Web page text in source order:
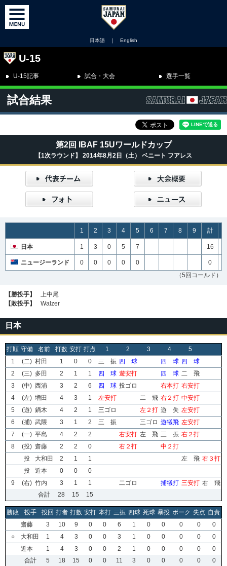
日本語 ｜ English
U-15
U-15記事 試合・大会 選手一覧
試合結果
第2回 IBAF 15Uワールドカップ
【1次ラウンド】 2014年8月2日（土） ベニート フアレス
1 2 3 4 5 6 7 8 9 計
日本 1 3 0 5 7 16
ニュージーランド 0 0 0 0 0 0
（5回コールド）
【勝投手】
上中尾
【敗投手】
Walzer
日本
打順 守備 名前 打数 安打 打点 1 2 3 4
5
1
(二) 村田 1 0 0 三 振 四 球 四 球 四 球
2
(三) 多田 2 1 1 四 球 遊安打 四 球 二 飛
3
(中) 西浦 3 2 6 四 球 投ゴロ 右本打 右安打
4
(左) 増田 4 3 1 左安打 二 飛 右２打 中安打
5
(遊) 鏑木 4 2 1 三ゴロ 左２打 遊 失 左安打
6
(捕) 武隈 3 1 2 三 振 三ゴロ 遊犠飛 左安打
7
(一) 平島 4 2 2 右安打 左 飛 三 振 右２打
8
(投) 齋藤 2 2 0 右２打
中２打
投
大和田 2 1 1 左 飛 右３打
投
近本 0 0
0
9
(右) 竹内 3 1 1 二ゴロ 捕犠打 三安打 右 飛
合計
28 15 15
勝敗 投手 投回 打者 打数 安打 本打 三振 四球 死球 暴投 ボーク 失点 自責
齋藤
3 10 9 0 0 6 1 0 0 0 0
0
○
大和田 1 4 3 0 0 3 1 0 0 0 0
0
近本
1 4 3 0 0 2 1 0 0 0 0
0
合計
5 18 15 0 0 11 3 0 0 0 0 0